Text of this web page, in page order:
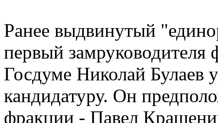
Ранее выдвинутый
первый
Госдуме Николай Булаев
кандидатуру. Он
фракции - Павел